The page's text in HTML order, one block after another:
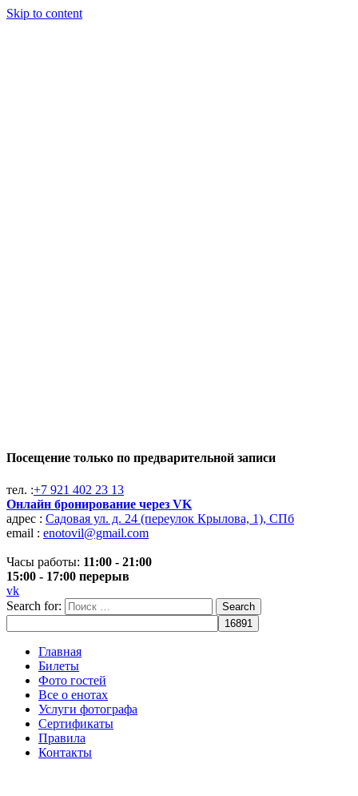
Skip to content
Посещение только по предварительной записи
тел. :+7 921 402 23 13
Онлайн бронирование через VK
адрес : Садовая ул. д. 24 (переулок Крылова, 1), СПб
email : enotovil@gmail.com
Часы работы: 11:00 - 21:00
15:00 - 17:00 перерыв
vk
Search for:
Search
Главная
Билеты
Фото гостей
Все о енотах
Услуги фотографа
Cертификаты
Правила
Контакты